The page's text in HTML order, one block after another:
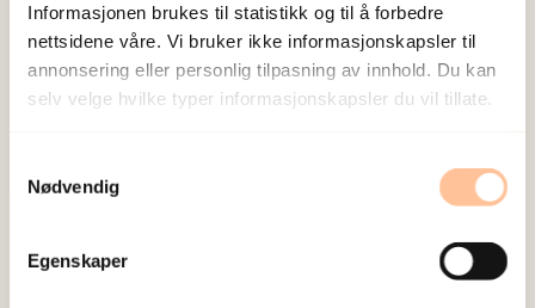
Informasjonen brukes til statistikk og til å forbedre
nettsidene våre. Vi bruker ikke informasjonskapsler til
annonsering eller personlig tilpasning av innhold. Du kan
selv velge hvilke typer informasjonskapsler du vil tillate.
Nødvendig
Egenskaper
Her kan du se del 3 av 4:
Her kan du se del 4 av 4: